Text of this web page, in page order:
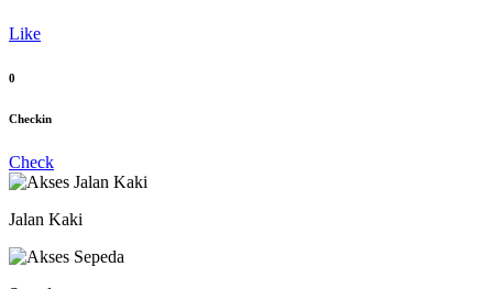
Like
0
Checkin
Check
Jalan Kaki